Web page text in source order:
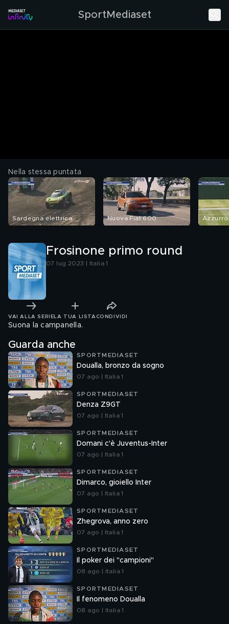
SportMediaset
Nella stessa puntata
Sardegna elettrica Nuova Fiat 600
Frosinone primo round
07 lug 2023 | Italia 1
VAI ALLA SERIE LA TUA LISTA CONDIVIDI
Suona la campanella.
Guarda anche
SPORTMEDIASET
Doualla, bronzo da sogno
07 ago | Italia 1
SPORTMEDIASET
Denza Z9GT
07 ago | Italia 1
SPORTMEDIASET
Domani c'è Juventus-Inter
07 ago | Italia 1
SPORTMEDIASET
Dimarco, gioiello Inter
07 ago | Italia 1
SPORTMEDIASET
Zhegrova, anno zero
07 ago | Italia 1
SPORTMEDIASET
Il poker dei "campioni"
08 ago | Italia 1
SPORTMEDIASET
Il fenomeno Doualla
08 ago | Italia 1